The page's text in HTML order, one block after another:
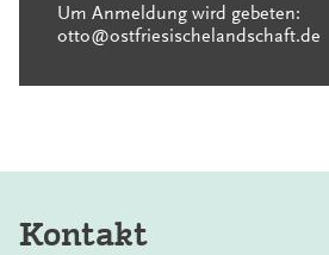
Um Anmeldung wird gebeten:
otto@ostfriesischelandschaft.de
Kontakt